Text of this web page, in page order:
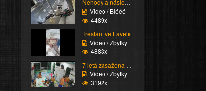
Nehody a následky (Bes...
Video / Blééé
4489x
Trestání ve Favele
Video / Zbytky
4883x
7 letá zasažena proude...
Video / Zbytky
3192x